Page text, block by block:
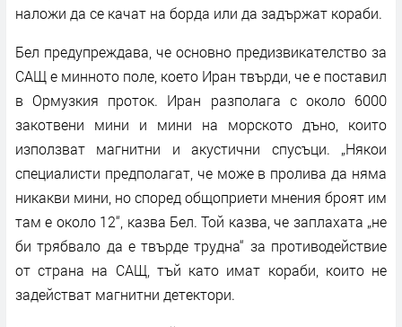
наложи да се качат на борда или да задържат кораби.
Бел предупреждава, че основно предизвикателство за
САЩ е минното поле, което Иран твърди, че е поставил
в Ормузкия проток. Иран разполага с около 6000
закотвени мини и мини на морското дъно, които
използват магнитни и акустични спусъци. „Някои
специалисти предполагат, че може в пролива да няма
никакви мини, но според общоприети мнения броят им
там е около 12“, казва Бел. Той казва, че заплахата „не
би трябвало да е твърде трудна“ за противодействие
от страна на САЩ, тъй като имат кораби, които не
задействат магнитни детектори.